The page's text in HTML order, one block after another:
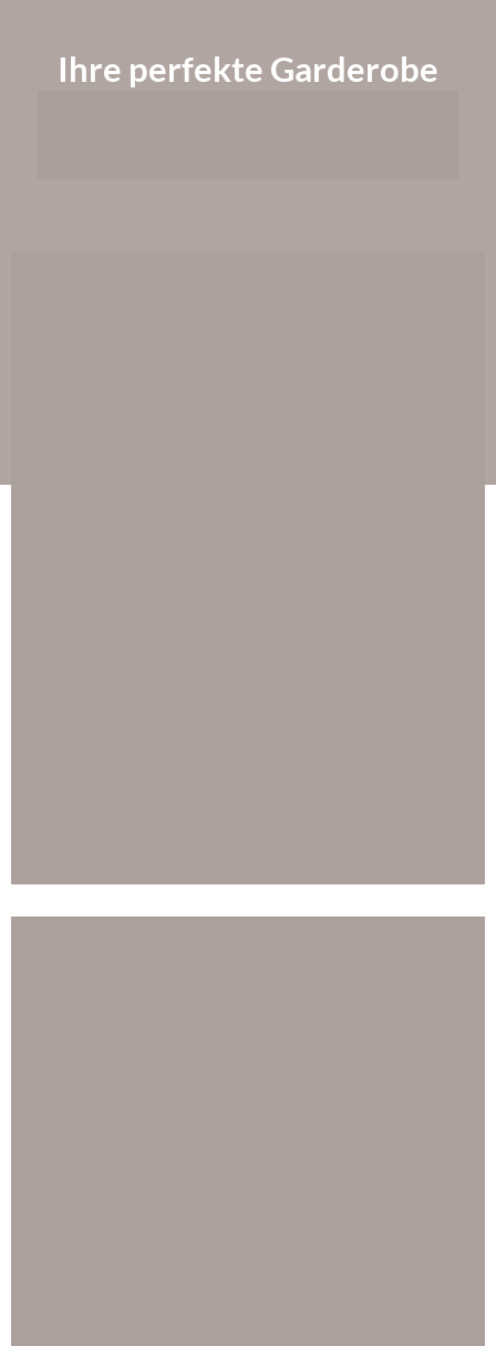
Ihre perfekte Garderobe